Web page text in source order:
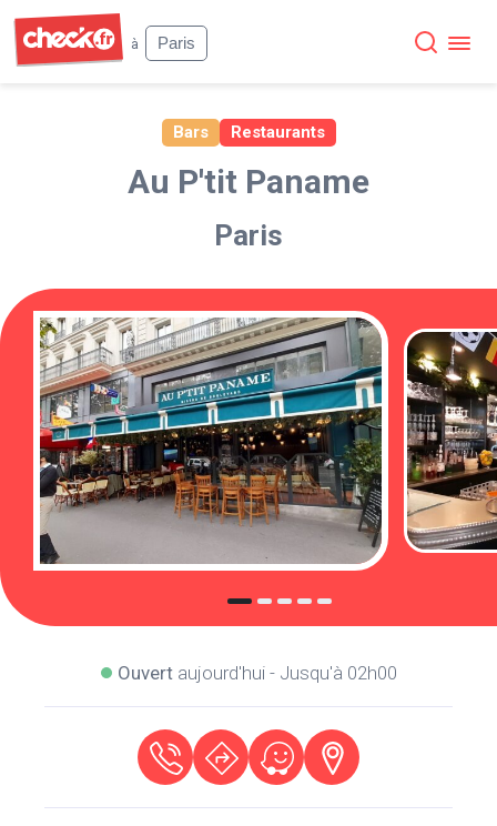
à
Paris
Bars Restaurants
Au P'tit Paname
Paris
Ouvertaujourd'hui - Jusqu'à 02h00